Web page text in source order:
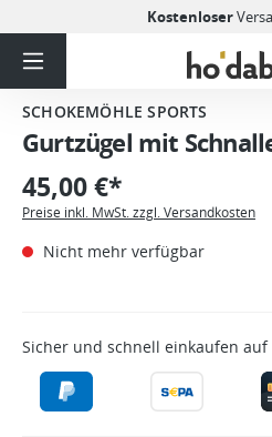
Kostenloser
SCHOKEMÖHLE SPORTS
Gurtzügel mit
45,00 €*
Preise inkl. MwSt. zzgl. Versandkosten
Nicht mehr verfügbar
Sicher und schnell einkaufen auf